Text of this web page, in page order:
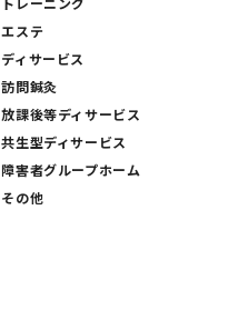
エステ
ディサービス
訪問鍼灸
放課後等ディサービス
共生型ディサービス
障害者グループホーム
その他